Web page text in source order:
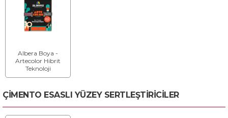
Albera Boya -
Artecolor Hibrit
Teknoloji
Renovasyon
Teknoloji
Renovasyon
Boyası
ÇİMENTO ESASLI YÜZEY SERTLEŞTİRİCİLER